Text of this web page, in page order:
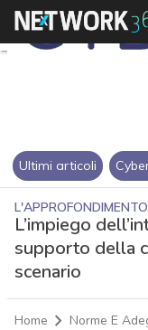
Ultimi articoli
L'APPROFONDIMENTO
L’impiego
supporto della
scenario
Home Norme E